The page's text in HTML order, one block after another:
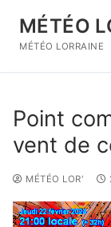
contenu
MÉTÉO
MÉTÉO LORRAINE
Point
vent de
MÉTÉO LOR'